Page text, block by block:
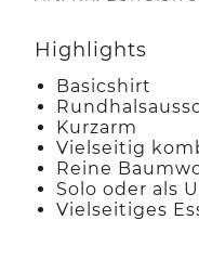
Highlights
Basicshirt
Kurzarm
Vielseitig
Reine
Solo oder als
Vielseitiges